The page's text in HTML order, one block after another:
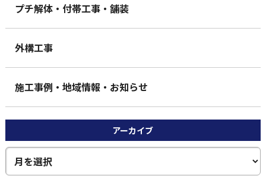
プチ解体・付帯工事・舗装
外構工事
施工事例・地域情報・お知らせ
アーカイブ